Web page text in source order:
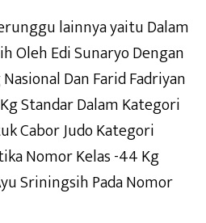
lainnya yaitu Dalam
Oleh Edi Sunaryo Dengan
Dan Farid Fadriyan
Standar Dalam Kategori
Cabor Judo Kategori
Nomor Kelas -44 Kg
Sriningsih Pada Nomor